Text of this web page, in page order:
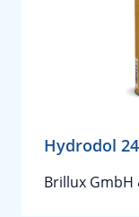
Hydrodol
Brillux GmbH